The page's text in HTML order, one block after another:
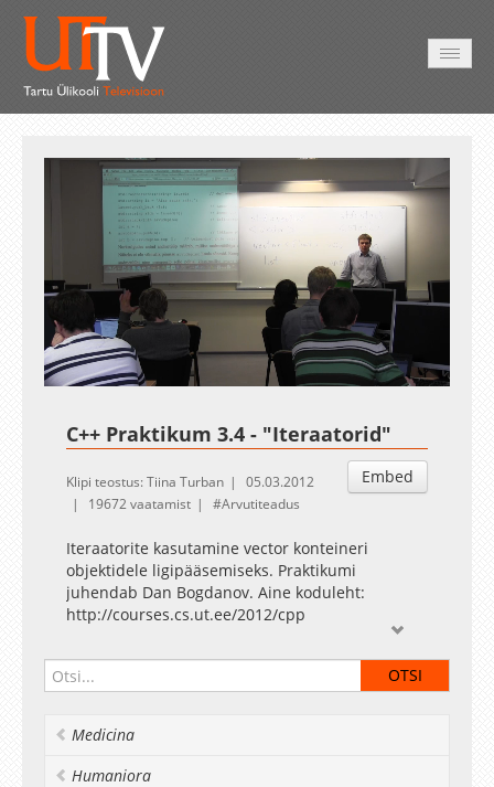
Unmute
9.21%
Esituskiirused
Auto
C++ Praktikum 3.4 - "Iteraatorid"
Embed
Klipi teostus: Tiina Turban
05.03.2012
19672 vaatamist
Arvutiteadus
Iteraatorite kasutamine vector konteineri
objektidele ligipääsemiseks. Praktikumi
juhendab Dan Bogdanov. Aine koduleht:
http://courses.cs.ut.ee/2012/cpp
Medicina
Humaniora